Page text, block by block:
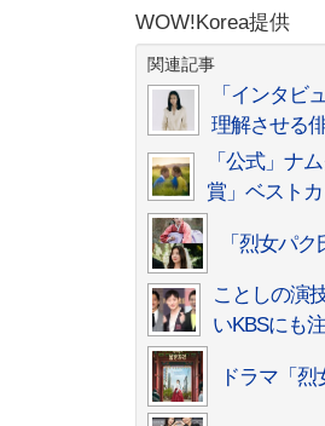
WOW!Korea提供
関連記事
「インタビ
理解させる俳
「公式」ナ
賞」ベスト
「烈女パ
ことしの演
いKBSにも
ドラマ「